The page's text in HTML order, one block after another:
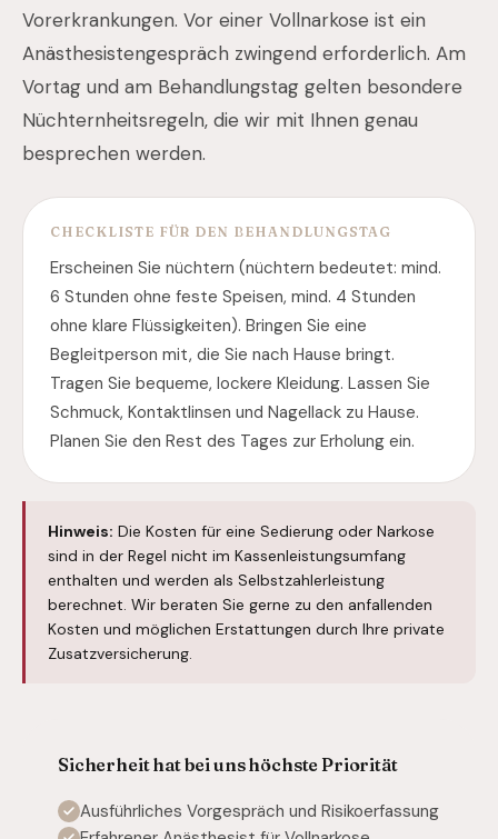
Vorerkrankungen. Vor einer Vollnarkose ist ein
Anästhesistengespräch zwingend erforderlich. Am
Vortag und am Behandlungstag gelten besondere
Nüchternheitsregeln, die wir mit Ihnen genau
besprechen werden.
CHECKLISTE FÜR DEN BEHANDLUNGSTAG
Erscheinen Sie nüchtern (nüchtern bedeutet: mind.
6 Stunden ohne feste Speisen, mind. 4 Stunden
ohne klare Flüssigkeiten). Bringen Sie eine
Begleitperson mit, die Sie nach Hause bringt.
Tragen Sie bequeme, lockere Kleidung. Lassen Sie
Schmuck, Kontaktlinsen und Nagellack zu Hause.
Planen Sie den Rest des Tages zur Erholung ein.
Hinweis: Die Kosten für eine Sedierung oder Narkose
sind in der Regel nicht im Kassenleistungsumfang
enthalten und werden als Selbstzahlerleistung
berechnet. Wir beraten Sie gerne zu den anfallenden
Kosten und möglichen Erstattungen durch Ihre private
Zusatzversicherung.
Sicherheit hat bei uns höchste Priorität
Ausführliches Vorgespräch und Risikoerfassung